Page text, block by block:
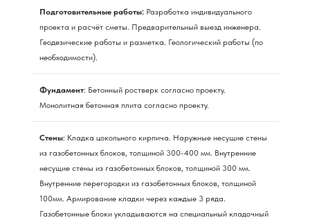
Подготовительные работы: Разработка индивидуального
проекта и расчёт сметы. Предварительный выезд инженера.
Геодезические работы и разметка. Геологический работы (по
необходимости).
Фундамент: Бетонный ростверк согласно проекту.
Монолитная бетонная плита согласно проекту.
Стены: Кладка цокольного кирпича. Наружные несущие стены
из газобетонных блоков, толщиной 300-400 мм. Внутренние
несущие стены из газобетонных блоков, толщиной 300 мм.
Внутренние перегородки из газобетонных блоков, толщиной
100мм. Армирование кладки через каждые 3 ряда.
Газобетонные блоки укладываются на специальный кладочный